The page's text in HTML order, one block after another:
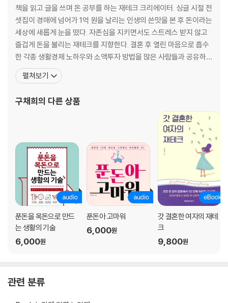
MY STORY- 소비는 현명하게, 보상은 확실하게
여행경비를 줄여주는 반값 항공권 예매 스킬
여행경비를 벌어주는 해외여행 환전 팁
항공 마일리지를 사용해 공짜 항공권으로 여행하기
도난당하거나 파손된 물품, 여행자보험으로 30배 보상받기
큰돈 들이지 않고 문화생활 즐기기
자동차 유지비를 줄여주는 습관
PART 3 부자의 감각을 깨워주는 금융생활
MY STORY- 자신감의 9할은 통장잔고에서 나온다
부자들은 왜 통장 쪼개기를 할까?
잃지 않는 재테크의 시작, 적금에 대한 오해와 진실
금융권에 흩어져 있는 ‘숨은 내 돈 찾기’
신용카드도 전략적으로 쓰면 득이 된다
신용카드 포인트, 현금으로 돌려받기
내집 마련을 위한 지름길, 공공주택 지원제도
책을 읽고 글을 쓰며 돈 공부를 하는 재테크 크리에이터. 싱글 시절 전
셋집이 경매에 넘어가 1억 원을 날리는 인생의 쓴맛을 본 후 돈이라는
세상에 새롭게 눈을 떴다. 자존심을 지키면서도 스트레스 받지 않고
즐겁게 돈을 불리는 재테크를 지향한다. 결혼 후 열린 마음으로 흡수
한 각종 생활경제 노하우와 소액투자 방법을 많은 사람들과 공유하고
자 펜을 들었다. 언론사에서 5년간 경제부 기자로 활동했으며 3년간
증권사 브랜드전략실에서 재테크 콘텐츠를 기획·제작했다. 현재 KDI
양한 영역에서 활동하고 있다. 그녀가 쓴 생활
펼쳐보기
구채희의 다른 상품
푼돈을 목돈으로 만드
는 생활의 기술
6,000원
푼돈아 고마워
6,000원
갓 결혼한 여자의 재테
크
9,800원
관련 분류